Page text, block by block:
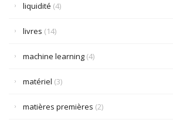
liquidité (4)
livres (14)
machine learning (4)
matériel (3)
matières premières (2)